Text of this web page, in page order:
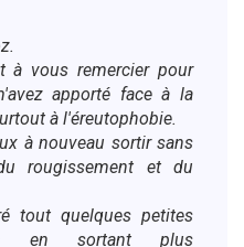
à vous remercier pour
apporté face à la
à l'éreutophobie.
à nouveau sortir sans
rougissement et du
tout quelques petites
en sortant plus